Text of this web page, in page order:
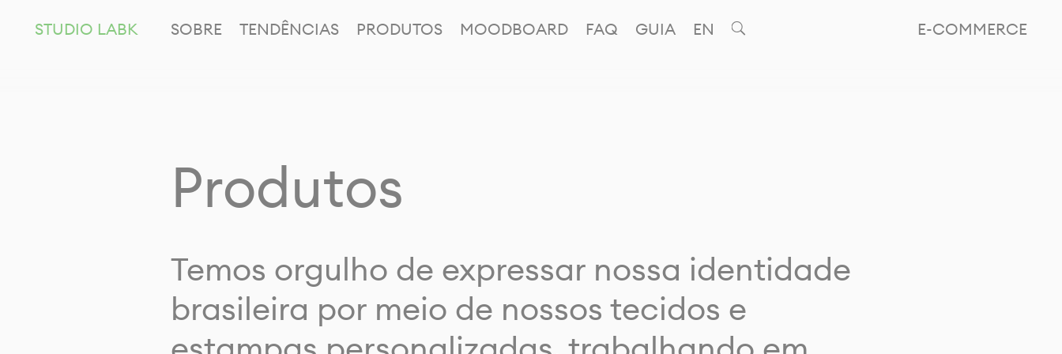
E-COMMERCE
STUDIO LABK SOBRE TENDÊNCIAS PRODUTOS MOODBOARD FAQ GUIA EN
Produtos
Temos orgulho de expressar nossa identidade
brasileira por meio de nossos tecidos e